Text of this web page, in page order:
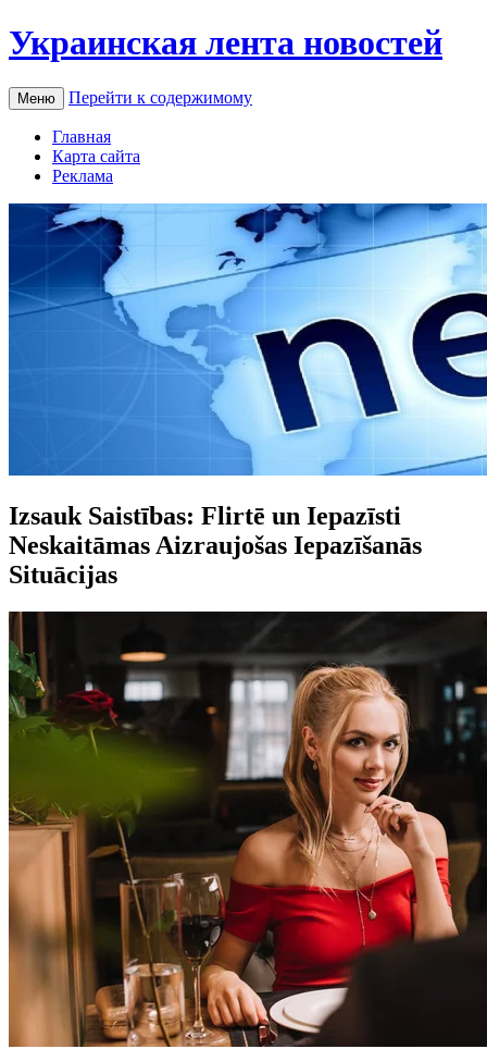
Украинская лента новостей
Меню Перейти к содержимому
Главная
Карта сайта
Реклама
Izsauk Saistības: Flirtē un Iepazīsti
Neskaitāmas Aizraujošas Iepazīšanās
Situācijas